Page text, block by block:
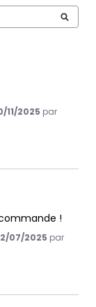
11/2025 par
!
07/2025 par